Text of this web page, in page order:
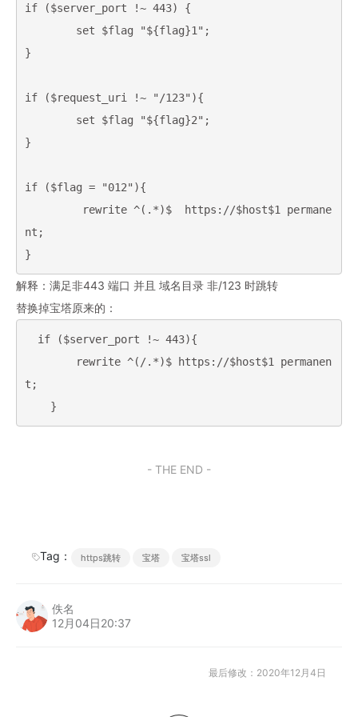
if ($server_port !~ 443) {
}
if ($request_uri !~ "/123"){
}
if ($flag = "012"){
nt;
解释：满足非443 端口 并且 域名目录 非/123 时跳转
替换掉宝塔原来的：
t;
- THE END -
Tag： https跳转 宝塔 宝塔ssl
佚名
12月04日20:37
最后修改：2020年12月4日